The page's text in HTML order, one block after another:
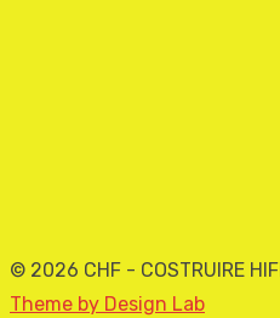
© 2026 CHF - COSTRUIRE HIFI
Theme by Design Lab